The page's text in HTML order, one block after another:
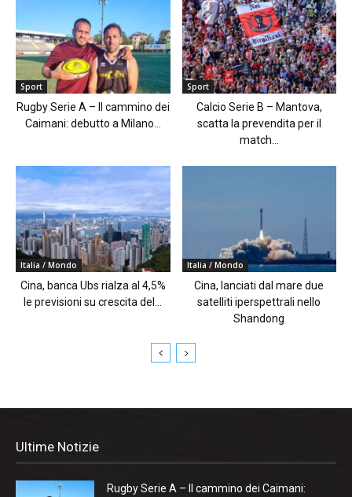
Sport
Rugby Serie A – Il cammino dei
Caimani: debutto a Milano...
Sport
Calcio Serie B – Mantova,
scatta la prevendita per il
match...
Italia / Mondo
Cina, banca Ubs rialza al 4,5%
le previsioni su crescita del...
Italia / Mondo
Cina, lanciati dal mare due
satelliti iperspettrali nello
Shandong
Ultime Notizie
Rugby Serie A – Il cammino dei Caimani: